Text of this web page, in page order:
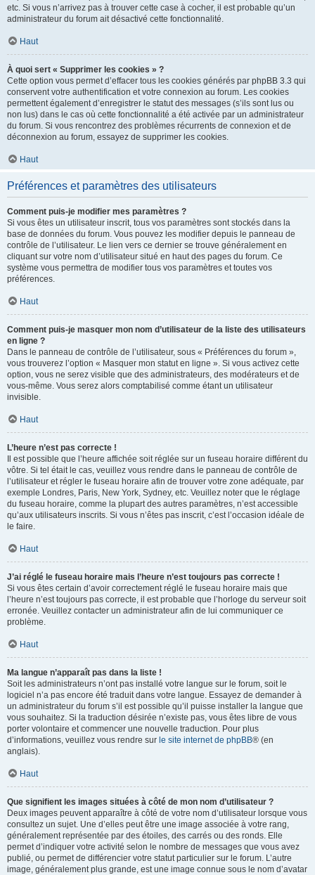
etc. Si vous n’arrivez pas à trouver cette case à cocher, il est probable qu’un
administrateur du forum ait désactivé cette fonctionnalité.
Haut
À quoi sert « Supprimer les cookies » ?
Cette option vous permet d’effacer tous les cookies générés par phpBB 3.3 qui
conservent votre authentification et votre connexion au forum. Les cookies
permettent également d’enregistrer le statut des messages (s’ils sont lus ou
non lus) dans le cas où cette fonctionnalité a été activée par un administrateur
du forum. Si vous rencontrez des problèmes récurrents de connexion et de
déconnexion au forum, essayez de supprimer les cookies.
Haut
Préférences et paramètres des utilisateurs
Comment puis-je modifier mes paramètres ?
Si vous êtes un utilisateur inscrit, tous vos paramètres sont stockés dans la
base de données du forum. Vous pouvez les modifier depuis le panneau de
contrôle de l’utilisateur. Le lien vers ce dernier se trouve généralement en
cliquant sur votre nom d’utilisateur situé en haut des pages du forum. Ce
système vous permettra de modifier tous vos paramètres et toutes vos
préférences.
Haut
Comment puis-je masquer mon nom d’utilisateur de la liste des utilisateurs
en ligne ?
Dans le panneau de contrôle de l’utilisateur, sous « Préférences du forum »,
vous trouverez l’option « Masquer mon statut en ligne ». Si vous activez cette
option, vous ne serez visible que des administrateurs, des modérateurs et de
vous-même. Vous serez alors comptabilisé comme étant un utilisateur
invisible.
Haut
L’heure n’est pas correcte !
Il est possible que l’heure affichée soit réglée sur un fuseau horaire différent du
vôtre. Si tel était le cas, veuillez vous rendre dans le panneau de contrôle de
l’utilisateur et régler le fuseau horaire afin de trouver votre zone adéquate, par
exemple Londres, Paris, New York, Sydney, etc. Veuillez noter que le réglage
du fuseau horaire, comme la plupart des autres paramètres, n’est accessible
qu’aux utilisateurs inscrits. Si vous n’êtes pas inscrit, c’est l’occasion idéale de
le faire.
Haut
J’ai réglé le fuseau horaire mais l’heure n’est toujours pas correcte !
Si vous êtes certain d’avoir correctement réglé le fuseau horaire mais que
l’heure n’est toujours pas correcte, il est probable que l’horloge du serveur soit
erronée. Veuillez contacter un administrateur afin de lui communiquer ce
problème.
Haut
Ma langue n’apparaît pas dans la liste !
Soit les administrateurs n’ont pas installé votre langue sur le forum, soit le
logiciel n’a pas encore été traduit dans votre langue. Essayez de demander à
un administrateur du forum s’il est possible qu’il puisse installer la langue que
vous souhaitez. Si la traduction désirée n’existe pas, vous êtes libre de vous
porter volontaire et commencer une nouvelle traduction. Pour plus
d’informations, veuillez vous rendre sur le site internet de phpBB® (en
anglais).
Haut
Que signifient les images situées à côté de mon nom d’utilisateur ?
Deux images peuvent apparaître à côté de votre nom d’utilisateur lorsque vous
consultez un sujet. Une d’elles peut être une image associée à votre rang,
généralement représentée par des étoiles, des carrés ou des ronds. Elle
permet d’indiquer votre activité selon le nombre de messages que vous avez
publié, ou permet de différencier votre statut particulier sur le forum. L’autre
image, généralement plus grande, est une image connue sous le nom d’avatar